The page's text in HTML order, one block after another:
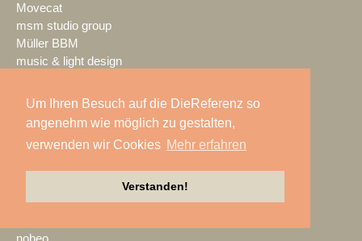
Um Ihren Besuch auf die DieReferenz so
angenehm wie möglich zu gestalten,
verwenden wir Cookies Mehr erfahren
Verstanden!
Movecat
msm studio group
Müller BBM
music & light design
NEC Display Solutions
Neumann&Müller
Neumann.Berlin
NIEMEIER Event Tools
nobeo